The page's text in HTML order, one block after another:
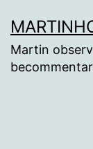
naar
de
Martin